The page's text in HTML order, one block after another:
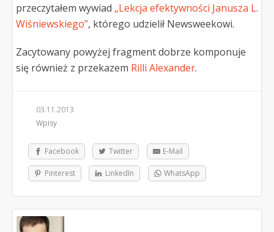
przeczytałem wywiad „Lekcja efektywności Janusza L.
Wiśniewskiego”, którego udzielił Newsweekowi.
Zacytowany powyżej fragment dobrze komponuje
się również z przekazem Rilli Alexander.
03.11.2013
Wpisy
Facebook Twitter E-Mail
Pinterest LinkedIn WhatsApp